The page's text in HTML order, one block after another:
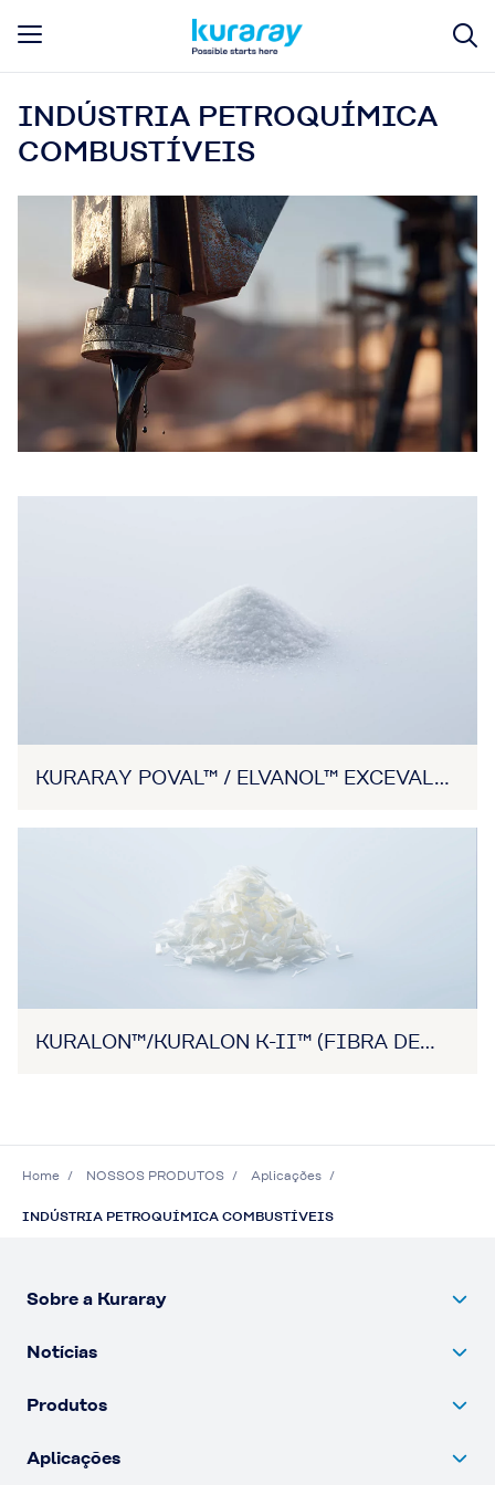
INDÚSTRIA PETROQUÍMICA
COMBUSTÍVEIS
KURARAY POVAL™ / ELVANOL™ EXCEVAL™ /
KURALON™/KURALON K-II™ (FIBRA DE
Home NOSSOS PRODUTOS Aplicações
INDÚSTRIA PETROQUÍMICA COMBUSTÍVEIS
Sobre a Kuraray
Notícias
Produtos
Aplicações